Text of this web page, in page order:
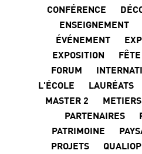
CONFÉRENCE
ENSEIGNEMENT
ÉVÉNEMENT
EXPOSITION
FÊTE
FORUM
L'ÉCOLE
LAURÉATS
MASTER 2
METIERS
PARTENAIRES
PATRIMOINE
PROJETS